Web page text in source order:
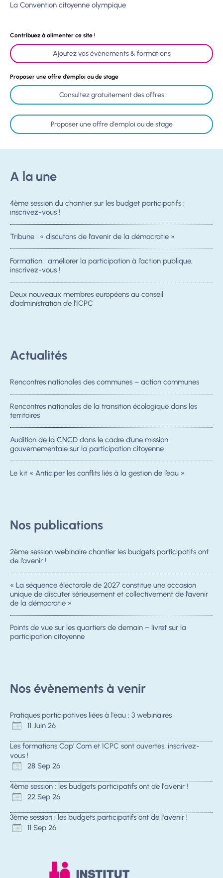
La Convention citoyenne olympique
Contribuez à alimenter ce site !
Ajoutez vos événements & formations
Proposer une offre d’emploi ou de stage
Consultez gratuitement des offres
Proposer une offre d'emploi ou de stage
A la une
4ème session du chantier sur les budget participatifs :
inscrivez-vous !
Tribune : « discutons de l’avenir de la démocratie »
Formation : améliorer la participation à l’action publique,
inscrivez-vous !
Deux nouveaux membres européens au conseil
d’administration de l’ICPC
Actualités
Rencontres nationales des communes – action communes
Rencontres nationales de la transition écologique dans les
territoires
Audition de la CNCD dans le cadre d’une mission
gouvernementale sur la participation citoyenne
Le kit « Anticiper les conflits liés à la gestion de l’eau »
Nos publications
2ème session webinaire chantier les budgets participatifs ont
de l’avenir !
« La séquence électorale de 2027 constitue une occasion
unique de discuter sérieusement et collectivement de l’avenir
de la démocratie »
Points de vue sur les quartiers de demain – livret sur la
participation citoyenne
Nos évènements à venir
Pratiques participatives liées à l'eau : 3 webinaires
11 Juin 26
Les formations Cap' Com et ICPC sont ouvertes, inscrivez-
vous !
28 Sep 26
4ème session : les budgets participatifs ont de l'avenir !
22 Sep 26
3ème session : les budgets participatifs ont de l'avenir !
11 Sep 26